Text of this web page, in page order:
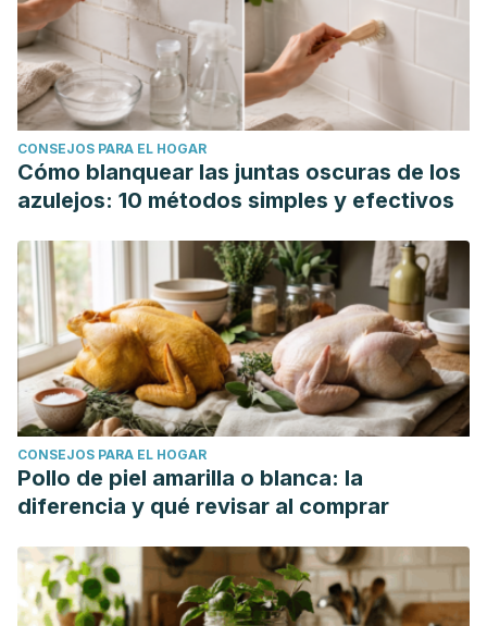
CONSEJOS PARA EL HOGAR
Cómo blanquear las juntas oscuras de los
azulejos: 10 métodos simples y efectivos
CONSEJOS PARA EL HOGAR
Pollo de piel amarilla o blanca: la
diferencia y qué revisar al comprar